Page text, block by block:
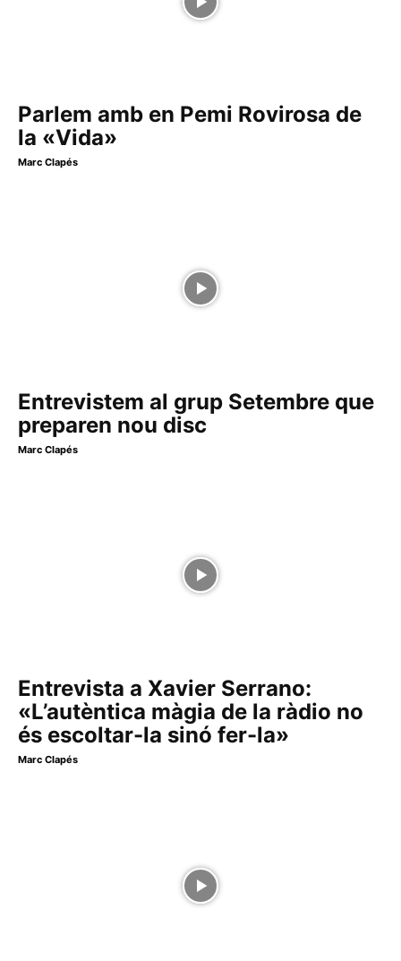
Parlem amb en Pemi Rovirosa de
la «Vida»
Marc Clapés
Entrevistem al grup Setembre que
preparen nou disc
Marc Clapés
Entrevista a Xavier Serrano:
«L’autèntica màgia de la ràdio no
és escoltar-la sinó fer-la»
Marc Clapés